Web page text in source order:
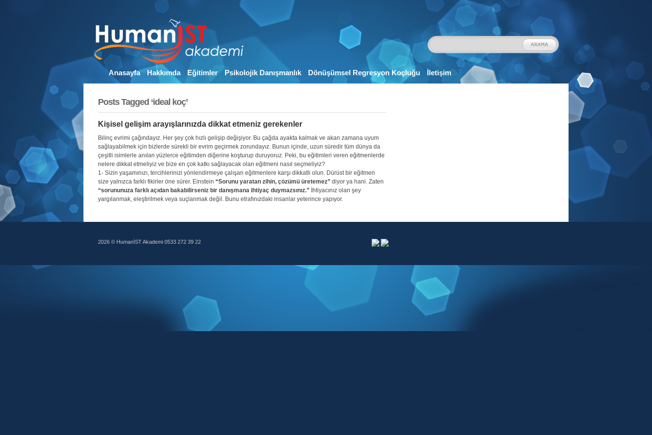
Anasayfa Hakkımda Eğitimler Psikolojik Danışmanlık Dönüşümsel Regresyon Koçluğu İletişim
Posts Tagged ‘ideal koç’
Kişisel gelişim arayışlarınızda dikkat etmeniz gerekenler
Bilinç evrimi çağındayız. Her şey çok hızlı gelişip değişiyor. Bu çağda ayakta kalmak ve akan zamana uyum
sağlayabilmek için bizlerde sürekli bir evrim geçirmek zorundayız. Bunun içinde, uzun süredir tüm dünya da
çeşitli isimlerle anılan yüzlerce eğitimden diğerine koşturup duruyoruz. Peki, bu eğitimleri veren eğitmenlerde
nelere dikkat etmeliyiz ve bize en çok katkı sağlayacak olan eğitmeni nasıl seçmeliyiz?
1- Sizin yaşamınızı, tercihlerinizi yönlendirmeye çalışan eğitmenlere karşı dikkatli olun. Dürüst bir eğitmen
size yalnızca farklı fikirler öne sürer. Einstein “Sorunu yaratan zihin, çözümü üretemez” diyor ya hani. Zaten
“sorununuza farklı açıdan bakabilirseniz bir danışmana ihtiyaç duymazsınız.” İhtiyacınız olan şey
yargılanmak, eleştirilmek veya suçlanmak değil. Bunu etrafınızdaki insanlar yeterince yapıyor.
2026 © HumanİST Akademi 0533 272 39 22